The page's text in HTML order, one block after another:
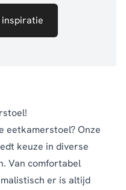
inspiratie
eetkamerstoel? Onze
keuze in diverse
Van comfortabel
er is altijd